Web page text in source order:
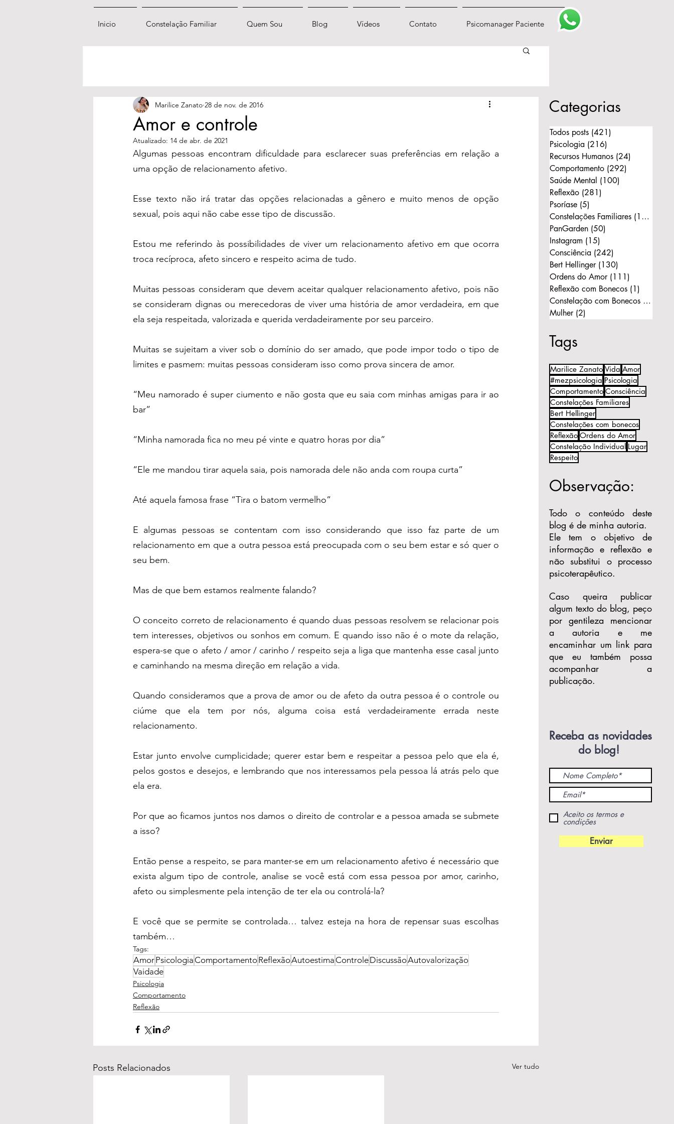
Inicio Constelação Familiar Quem Sou Blog Vídeos Contato Psicomanager Paciente
Amor e controle
Marilice Zanato 28 de nov. de 2016
Atualizado: 14 de abr. de 2021
Algumas pessoas encontram dificuldade para esclarecer suas preferências em relação a
uma opção de relacionamento afetivo.
Esse texto não irá tratar das opções relacionadas a gênero e muito menos de opção
sexual, pois aqui não cabe esse tipo de discussão.
Estou me referindo às possibilidades de viver um relacionamento afetivo em que ocorra
troca recíproca, afeto sincero e respeito acima de tudo.
Muitas pessoas consideram que devem aceitar qualquer relacionamento afetivo, pois não
se consideram dignas ou merecedoras de viver uma história de amor verdadeira, em que
ela seja respeitada, valorizada e querida verdadeiramente por seu parceiro.
Muitas se sujeitam a viver sob o domínio do ser amado, que pode impor todo o tipo de
limites e pasmem: muitas pessoas consideram isso como prova sincera de amor.
“Meu namorado é super ciumento e não gosta que eu saia com minhas amigas para ir ao
bar”
“Minha namorada fica no meu pé vinte e quatro horas por dia”
“Ele me mandou tirar aquela saia, pois namorada dele não anda com roupa curta”
Até aquela famosa frase “Tira o batom vermelho”
E algumas pessoas se contentam com isso considerando que isso faz parte de um
relacionamento em que a outra pessoa está preocupada com o seu bem estar e só quer o
seu bem.
Mas de que bem estamos realmente falando?
O conceito correto de relacionamento é quando duas pessoas resolvem se relacionar pois
tem interesses, objetivos ou sonhos em comum. E quando isso não é o mote da relação,
espera-se que o afeto / amor / carinho / respeito seja a liga que mantenha esse casal junto
e caminhando na mesma direção em relação a vida.
Quando consideramos que a prova de amor ou de afeto da outra pessoa é o controle ou
ciúme que ela tem por nós, alguma coisa está verdadeiramente errada neste
relacionamento.
Estar junto envolve cumplicidade; querer estar bem e respeitar a pessoa pelo que ela é,
pelos gostos e desejos, e lembrando que nos interessamos pela pessoa lá atrás pelo que
ela era.
Por que ao ficamos juntos nos damos o direito de controlar e a pessoa amada se submete
a isso?
Então pense a respeito, se para manter-se em um relacionamento afetivo é necessário que
exista algum tipo de controle, analise se você está com essa pessoa por amor, carinho,
afeto ou simplesmente pela intenção de ter ela ou controlá-la?
E você que se permite se controlada… talvez esteja na hora de repensar suas escolhas
também…
Tags:
AmorPsicologiaComportamentoReflexãoAutoestimaControleDiscussãoAutovalorização
Vaidade
Psicologia
Comportamento
Reflexão
Posts Relacionados Ver tudo
Categorias
Todos posts (421)
Psicologia (216)
Recursos Humanos (24)
Comportamento (292)
Saúde Mental (100)
Reflexão (281)
Psoríase (5)
Constelações Familiares (168)
PanGarden (50)
Instagram (15)
Consciência (242)
Bert Hellinger (130)
Ordens do Amor (111)
Reflexão com Bonecos (1)
Constelação com Bonecos (11)
Mulher (2)
Tags
Marilice Zanato Vida Amor
#mezpsicologia Psicologia
Comportamento Consciência
Constelações Familiares
Bert Hellinger
Constelações com bonecos
Reflexão Ordens do Amor
Constelação Individual Lugar
Respeito
Observação:
Todo o conteúdo deste
blog é de minha autoria.
Ele tem o objetivo de
informação e reflexão e
não substitui o processo
psicoterapêutico.
Caso queira publicar
algum texto do blog, peço
por gentileza mencionar
a autoria e me
encaminhar um link para
que eu também possa
acompanhar a
publicação.
Receba as novidades
do blog!
Aceito os termos e
condições
Enviar